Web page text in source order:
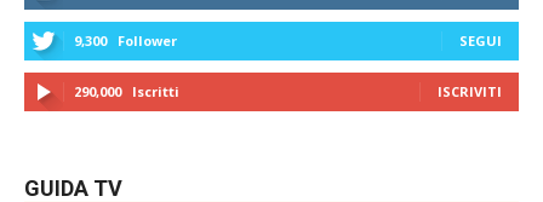
9,300 Follower SEGUI
290,000 Iscritti ISCRIVITI
GUIDA TV